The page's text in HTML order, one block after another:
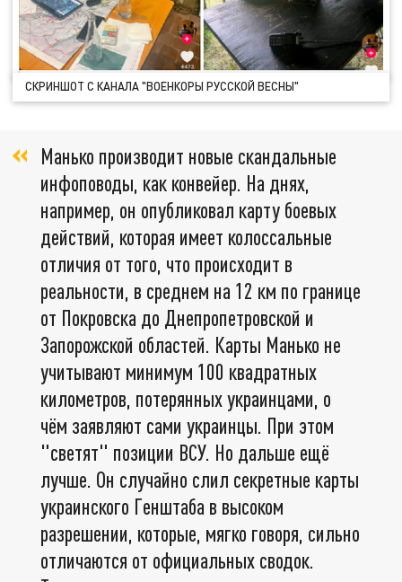
СКРИНШОТ С КАНАЛА "ВОЕНКОРЫ РУССКОЙ ВЕСНЫ"
Манько производит новые скандальные
инфоповоды, как конвейер. На днях,
например, он опубликовал карту боевых
действий, которая имеет колоссальные
отличия от того, что происходит в
реальности, в среднем на 12 км по границе
от Покровска до Днепропетровской и
Запорожской областей. Карты Манько не
учитывают минимум 100 квадратных
километров, потерянных украинцами, о
чём заявляют сами украинцы. При этом
"светят" позиции ВСУ. Но дальше ещё
лучше. Он случайно слил секретные карты
украинского Генштаба в высоком
разрешении, которые, мягко говоря, сильно
отличаются от официальных сводок.